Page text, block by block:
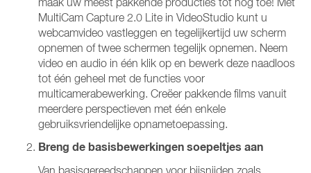
MultiCam Capture 2.0 Lite in VideoStudio kunt u
webcamvideo vastleggen en tegelijkertijd uw scherm
opnemen of twee schermen tegelijk opnemen. Neem
video en audio in één klik op en bewerk deze naadloos
tot één geheel met de functies voor
multicamerabewerking. Creëer pakkende films vanuit
meerdere perspectieven met één enkele
gebruiksvriendelijke opnametoepassing.
Breng de basisbewerkingen soepeltjes aan
Van basisgereedschappen voor bijsnijden zoals